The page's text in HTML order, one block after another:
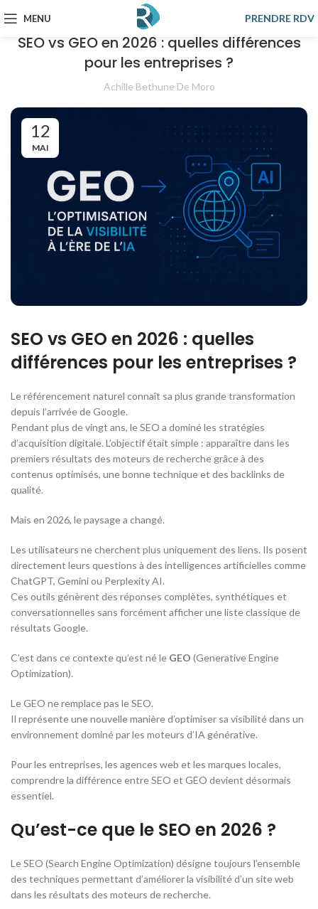
MENU PRENDRE RDV
SEO
SEO vs GEO en 2026 : quelles différences
pour les entreprises ?
Achille Bethune De Moro
12
MAI
SEO vs GEO en 2026 : quelles
différences pour les entreprises ?
Le référencement naturel connaît sa plus grande transformation
depuis l’arrivée de Google.
Pendant plus de vingt ans, le SEO a dominé les stratégies
d’acquisition digitale. L’objectif était simple : apparaître dans les
premiers résultats des moteurs de recherche grâce à des
contenus optimisés, une bonne technique et des backlinks de
qualité.
Mais en 2026, le paysage a changé.
Les utilisateurs ne cherchent plus uniquement des liens. Ils posent
directement leurs questions à des intelligences artificielles comme
ChatGPT, Gemini ou Perplexity AI.
Ces outils génèrent des réponses complètes, synthétiques et
conversationnelles sans forcément afficher une liste classique de
résultats Google.
C’est dans ce contexte qu’est né le GEO (Generative Engine
Optimization).
Le GEO ne remplace pas le SEO.
Il représente une nouvelle manière d’optimiser sa visibilité dans un
environnement dominé par les moteurs d’IA générative.
Pour les entreprises, les agences web et les marques locales,
comprendre la différence entre SEO et GEO devient désormais
essentiel.
Qu’est-ce que le SEO en 2026 ?
Le SEO (Search Engine Optimization) désigne toujours l’ensemble
des techniques permettant d’améliorer la visibilité d’un site web
dans les résultats des moteurs de recherche.